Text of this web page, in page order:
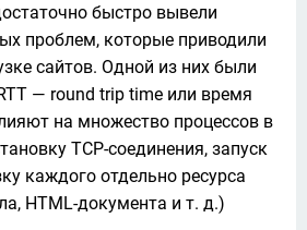
быстро вывели
проблем, которые приводили
сайтов. Одной из них были
— round trip time или время
на множество процессов в
TCP-соединения, запуск
каждого отдельно ресурса
HTML-документа и т. д.)